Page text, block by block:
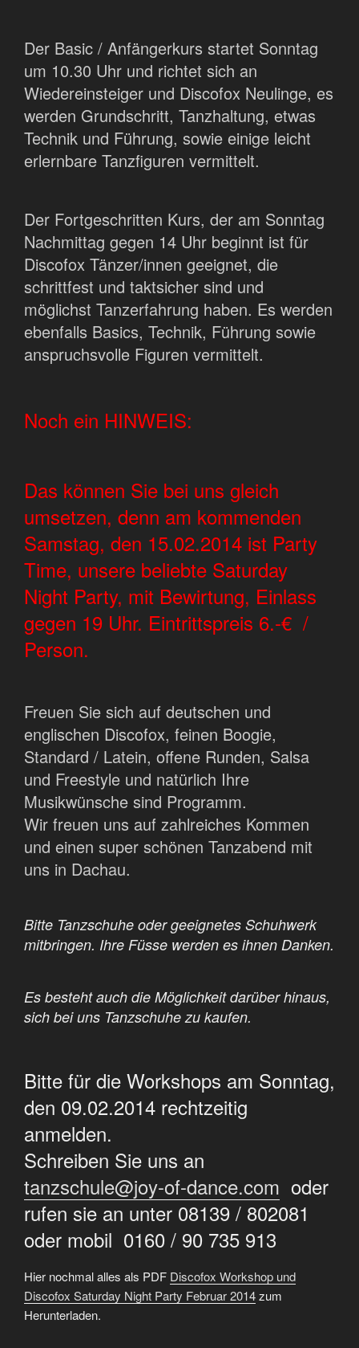
Der Basic / Anfängerkurs startet Sonntag
um 10.30 Uhr und richtet sich an
Wiedereinsteiger und Discofox Neulinge, es
werden Grundschritt, Tanzhaltung, etwas
Technik und Führung, sowie einige leicht
erlernbare Tanzfiguren vermittelt.
Der Fortgeschritten Kurs, der am Sonntag
Nachmittag gegen 14 Uhr beginnt ist für
Discofox Tänzer/innen geeignet, die
schrittfest und taktsicher sind und
möglichst Tanzerfahrung haben. Es werden
ebenfalls Basics, Technik, Führung sowie
anspruchsvolle Figuren vermittelt.
Noch ein HINWEIS:
Das können Sie bei uns gleich
umsetzen, denn am kommenden
Samstag, den 15.02.2014 ist Party
Time, unsere beliebte Saturday
Night Party, mit Bewirtung, Einlass
gegen 19 Uhr. Eintrittspreis 6.-€ /
Person.
Freuen Sie sich auf deutschen und
englischen Discofox, feinen Boogie,
Standard / Latein, offene Runden, Salsa
und Freestyle und natürlich Ihre
Musikwünsche sind Programm.
Wir freuen uns auf zahlreiches Kommen
und einen super schönen Tanzabend mit
uns in Dachau.
Bitte Tanzschuhe oder geeignetes Schuhwerk
mitbringen. Ihre Füsse werden es ihnen Danken.
Es besteht auch die Möglichkeit darüber hinaus,
sich bei uns Tanzschuhe zu kaufen.
Bitte für die Workshops am Sonntag,
den 09.02.2014 rechtzeitig
anmelden.
Schreiben Sie uns an
tanzschule@joy-of-dance.com oder
rufen sie an unter 08139 / 802081
oder mobil 0160 / 90 735 913
Hier nochmal alles als PDF Discofox Workshop und
Discofox Saturday Night Party Februar 2014zum
Herunterladen.